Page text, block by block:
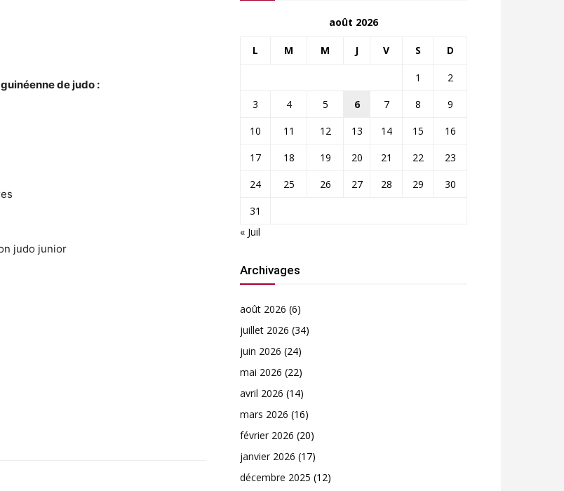
de judo :
judo junior
août 2026
L M M J V S D
1
2
3
4 5 6 7 8
9
10
11 12 13 14 15
16
17
18 19 20 21 22
23
24
25 26 27 28 29
30
31
« Juil
Archivages
août 2026 (6)
juillet 2026 (34)
juin 2026 (24)
mai 2026 (22)
avril 2026 (14)
mars 2026 (16)
février 2026 (20)
janvier 2026 (17)
décembre 2025 (12)